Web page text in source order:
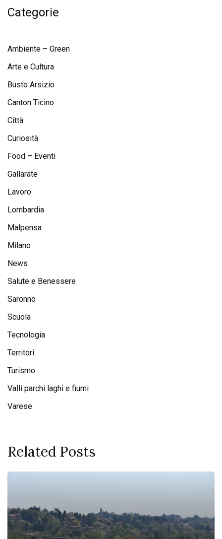
Categorie
Ambiente – Green
Arte e Cultura
Busto Arsizio
Canton Ticino
Città
Curiosità
Food – Eventi
Gallarate
Lavoro
Lombardia
Malpensa
Milano
News
Salute e Benessere
Saronno
Scuola
Tecnologia
Territori
Turismo
Valli parchi laghi e fiumi
Varese
Related Posts